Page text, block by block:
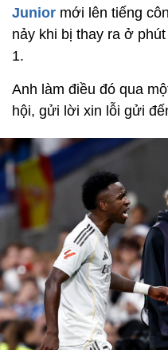
Junior mới lên tiếng
nảy khi bị thay ra ở
1.
Anh làm điều đó qua
hội, gửi lời xin lỗi gửi